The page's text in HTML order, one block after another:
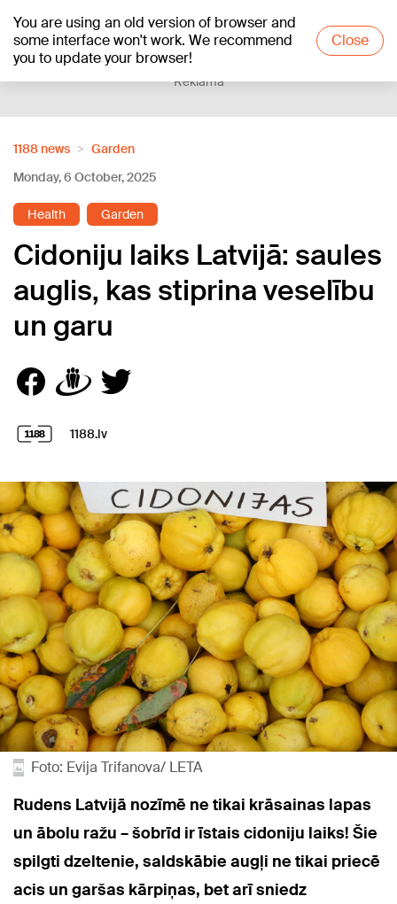
You are using an old version of browser and
some interface won't work. We recommend
you to update your browser!
Close
+22°C
Reklāma
1188 news
Garden
Monday, 6 October, 2025
Health Garden
Cidoniju laiks Latvijā: saules
auglis, kas stiprina veselību
un garu
1188.lv
Foto: Evija Trifanova/ LETA
Rudens Latvijā nozīmē ne tikai krāsainas lapas
un ābolu ražu – šobrīd ir īstais cidoniju laiks! Šie
spilgti dzeltenie, saldskābie augļi ne tikai priecē
acis un garšas kārpiņas, bet arī sniedz